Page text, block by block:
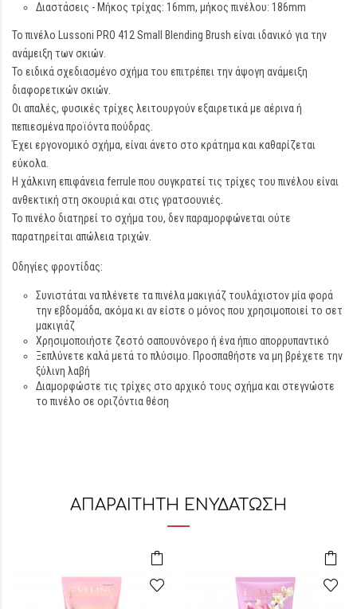
Διαστάσεις - Μήκος τρίχας: 16mm, μήκος πινέλου: 186mm
Το πινέλο Lussoni PRO 412 Small Blending Brush είναι ιδανικό για την
ανάμειξη των σκιών.
Το ειδικά σχεδιασμένο σχήμα του επιτρέπει την άψογη ανάμειξη
διαφορετικών σκιών.
Οι απαλές, φυσικές τρίχες λειτουργούν εξαιρετικά με αέρινα ή
πεπιεσμένα προϊόντα πούδρας.
Έχει εργονομικό σχήμα, είναι άνετο στο κράτημα και καθαρίζεται
εύκολα.
Η χάλκινη επιφάνεια ferrule που συγκρατεί τις τρίχες του πινέλου είναι
ανθεκτική στη σκουριά και στις γρατσουνιές.
Το πινέλο διατηρεί το σχήμα του, δεν παραμορφώνεται ούτε
παρατηρείται απώλεια τριχών.
Οδηγίες φροντίδας:
Συνιστάται να πλένετε τα πινέλα μακιγιάζ τουλάχιστον μία φορά
την εβδομάδα, ακόμα κι αν είστε ο μόνος που χρησιμοποιεί το σετ
μακιγιάζ
Χρησιμοποιήστε ζεστό σαπουνόνερο ή ένα ήπιο απορρυπαντικό
Ξεπλύνετε καλά μετά το πλύσιμο. Προσπαθήστε να μη βρέχετε την
ξύλινη λαβή
Διαμορφώστε τις τρίχες στο αρχικό τους σχήμα και στεγνώστε
το πινέλο σε οριζόντια θέση
ΑΠΑΡΑΙΤΗΤΗ ΕΝΥΔΑΤΩΣΗ